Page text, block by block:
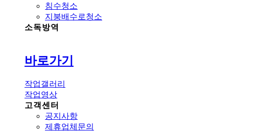
침수청소
지붕배수로청소
소독방역
바로가기
작업갤러리
작업영상
고객센터
공지사항
제휴업체문의